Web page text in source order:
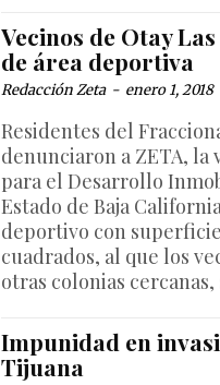
Vecinos de Otay
de área deportiva
Redacción Zeta - enero 1, 2018
Residentes del
denunciaron a ZETA,
para el Desarrollo
Estado de Baja
deportivo con
cuadrados, al que los
otras colonias
Impunidad en
Tijuana